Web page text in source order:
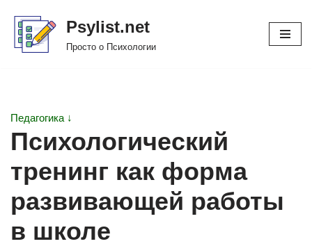
Перейти
Psylist.net
Просто о Психологии
Педагогика ↓
Психологический
тренинг как форма
развивающей работы
в школе